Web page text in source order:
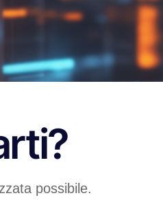
possibile.